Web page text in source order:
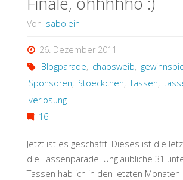
Von sabolein
26. Dezember 2011
Blogparade, chaosweib,
Sponsoren, Stoeckchen, Tassen,
verlosung
16
Jetzt ist es geschafft! Dieses ist die
die Tassenparade. Unglaubliche 31
Tassen hab ich in den letzten Monaten